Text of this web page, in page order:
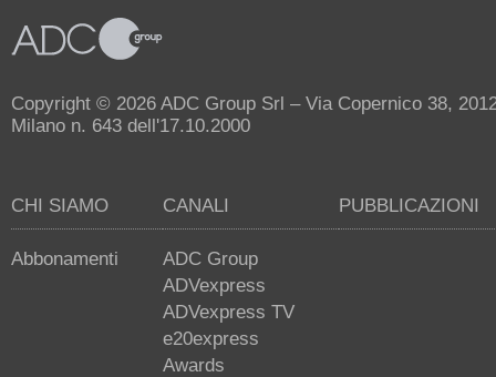
Copyright © 2026 ADC Group Srl – Via Copernico 38,
Milano n. 643 dell'17.10.2000
CHI SIAMO
Abbonamenti
CANALI
ADC Group
ADVexpress
ADVexpress TV
e20express
Awards
PUBBLICAZIONI